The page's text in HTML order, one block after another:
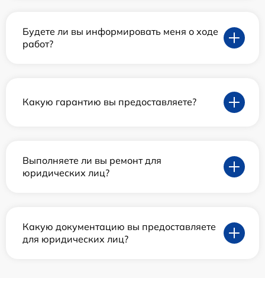
Будете ли вы информировать меня о ходе
работ?
Какую гарантию вы предоставляете?
Выполняете ли вы ремонт для
юридических лиц?
Какую документацию вы предоставляете
для юридических лиц?